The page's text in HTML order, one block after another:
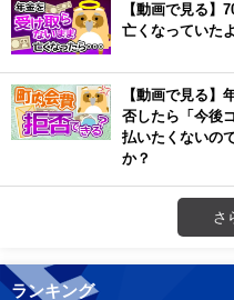
【動画で見る】
亡くなっていた
【動画で見る】
否したら「今後
払いたくないの
か？
さ
ランキング